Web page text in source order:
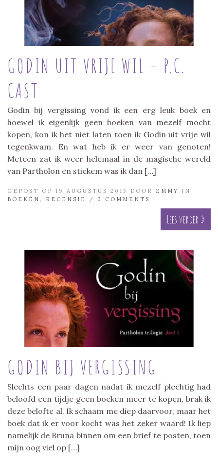
GODIN UIT VRIJE WIL – P.C.
CAST
Godin bij vergissing vond ik een erg leuk boek en
hoewel ik eigenlijk geen boeken van mezelf mocht
kopen, kon ik het niet laten toen ik Godin uit vrije wil
tegenkwam. En wat heb ik er weer van genoten!
Meteen zat ik weer helemaal in de magische wereld
van Partholon en stiekem was ik dan […]
GEPOST OP 19 AUGUSTUS 2013 DOOR EMMY
IN
BOEKEN
RECENSIE / 0 COMMENTS
Lees verder »
GODIN BIJ VERGISSING
Slechts een paar dagen nadat ik mezelf plechtig had
beloofd een tijdje geen boeken meer te kopen, brak ik
deze belofte al. Ik schaam me diep daarvoor, maar het
boek dat ik er voor kocht was het zeker waard! Ik liep
namelijk de Bruna binnen om een brief te posten, toen
mijn oog viel op […]